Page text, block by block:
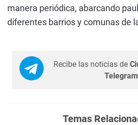
manera periódica, abarcando
diferentes barrios y comunas de
Recibe las noticias de
Telegram
Temas